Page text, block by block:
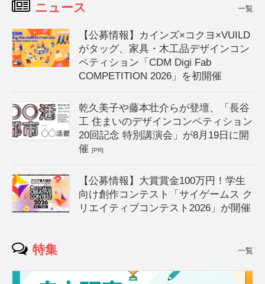
ニュース 一覧
【公募情報】カインズ×コクヨ×VUILD
がタッグ、家具・木工品デザインコン
ペティション「CDM Digi Fab
COMPETITION 2026」を初開催
乾久美子や藤本壮介らが登壇、「長谷
工 住まいのデザインコンペティション
20回記念 特別講演会」が8月19日に開
催[PR]
【公募情報】大賞賞金100万円！学生
向け創作コンテスト「サイゲームス ク
リエイティブコンテスト2026」が開催
特集 一覧